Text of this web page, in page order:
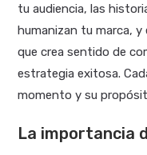
tu audiencia, las
humanizan tu marca,
que crea sentido de
estrategia exitosa.
momento y su
La importancia